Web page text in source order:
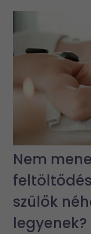
Nem
szülők
legyenek?